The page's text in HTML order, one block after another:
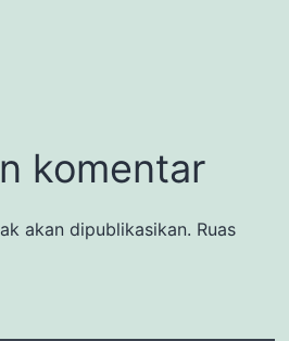
komentar
akan dipublikasikan. Ruas